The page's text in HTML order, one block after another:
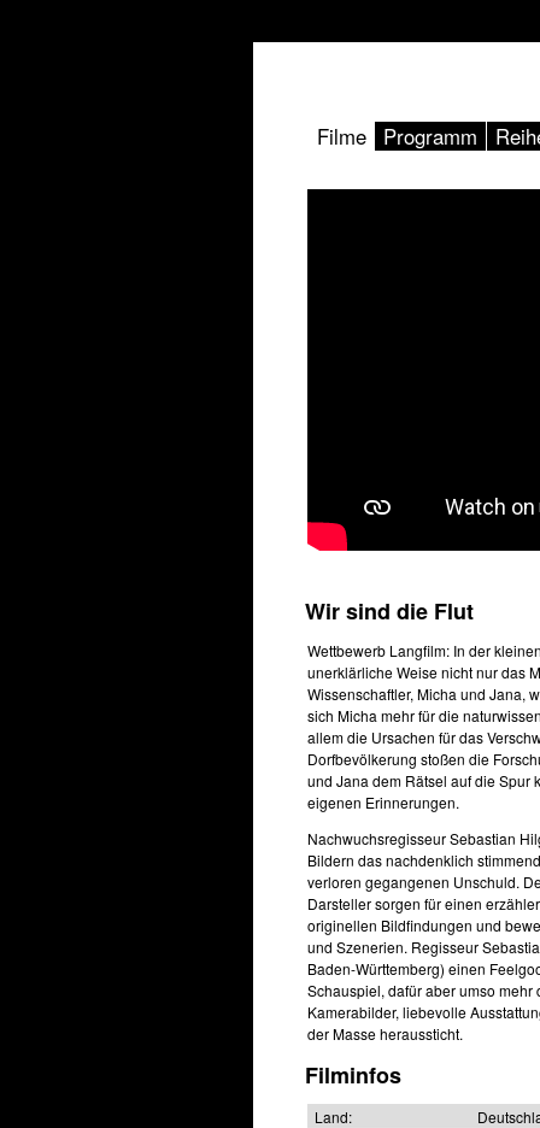
Filme Programm
Wir sind die Flut
Wettbewerb Langfilm: In der
unerklärliche Weise nicht nur das
Wissenschaftler, Micha und Jana,
sich Micha mehr für die
allem die Ursachen für das
Dorfbevölkerung stoßen die
und Jana dem Rätsel auf die Spur
eigenen Erinnerungen.
Nachwuchsregisseur Sebastian
Bildern das nachdenklich
verloren gegangenen Unschuld.
Darsteller sorgen für einen
originellen Bildfindungen und
und Szenerien. Regisseur
Baden-Württemberg) einen
Schauspiel, dafür aber umso
Kamerabilder, liebevolle
der Masse heraussticht.
Filminfos
Land: